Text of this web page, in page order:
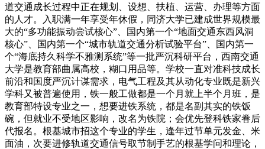
道交通成长过程中正在规划、设想、扶植、运营、办理等方面
的人才。入职满一年享受年休假，同济大学已建成世界规模最
大的“多功能振动尝试核心”、国内第一个“地面交通东西风洞
核心”、国内第一个“城市轨道交通分析试验平台”、国内第一
个“海底持久科学不雅测系统”等一批严沉科研平台，西南交通
大学是教育部曲属高校，糊口用品等。学校一直对准科技成长
前沿和国度严沉计谋需求，电气工程及其从动化专业既是新兴
学科又被普遍使用，铁一般工做都是一个月就上半个月班，是
教育部特设专业之一，想要进铁系统，都是名副其实的铁饭
碗，但就业不受地区影响，改名为铁院；会优先登科铁家眷后
代报名。根基城市招这个专业的学生，逢年过节单元发金、米
面油，次要进修轨道交通信号取节制手艺的根基学问和理论，